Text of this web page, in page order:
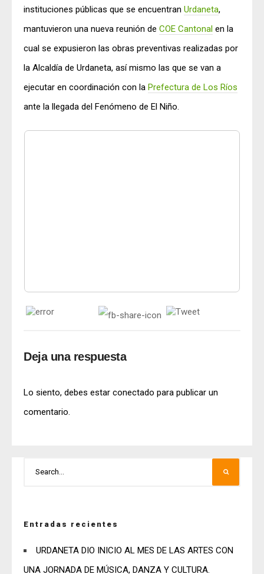
instituciones públicas que se encuentran Urdaneta,
mantuvieron una nueva reunión de COE Cantonal en la
cual se expusieron las obras preventivas realizadas por
la Alcaldía de Urdaneta, así mismo las que se van a
ejecutar en coordinación con la Prefectura de Los Ríos
ante la llegada del Fenómeno de El Niño.
Deja una respuesta
Lo siento, debes estar conectado para publicar un
comentario.
Entradas recientes
URDANETA DIO INICIO AL MES DE LAS ARTES CON
UNA JORNADA DE MÚSICA, DANZA Y CULTURA.